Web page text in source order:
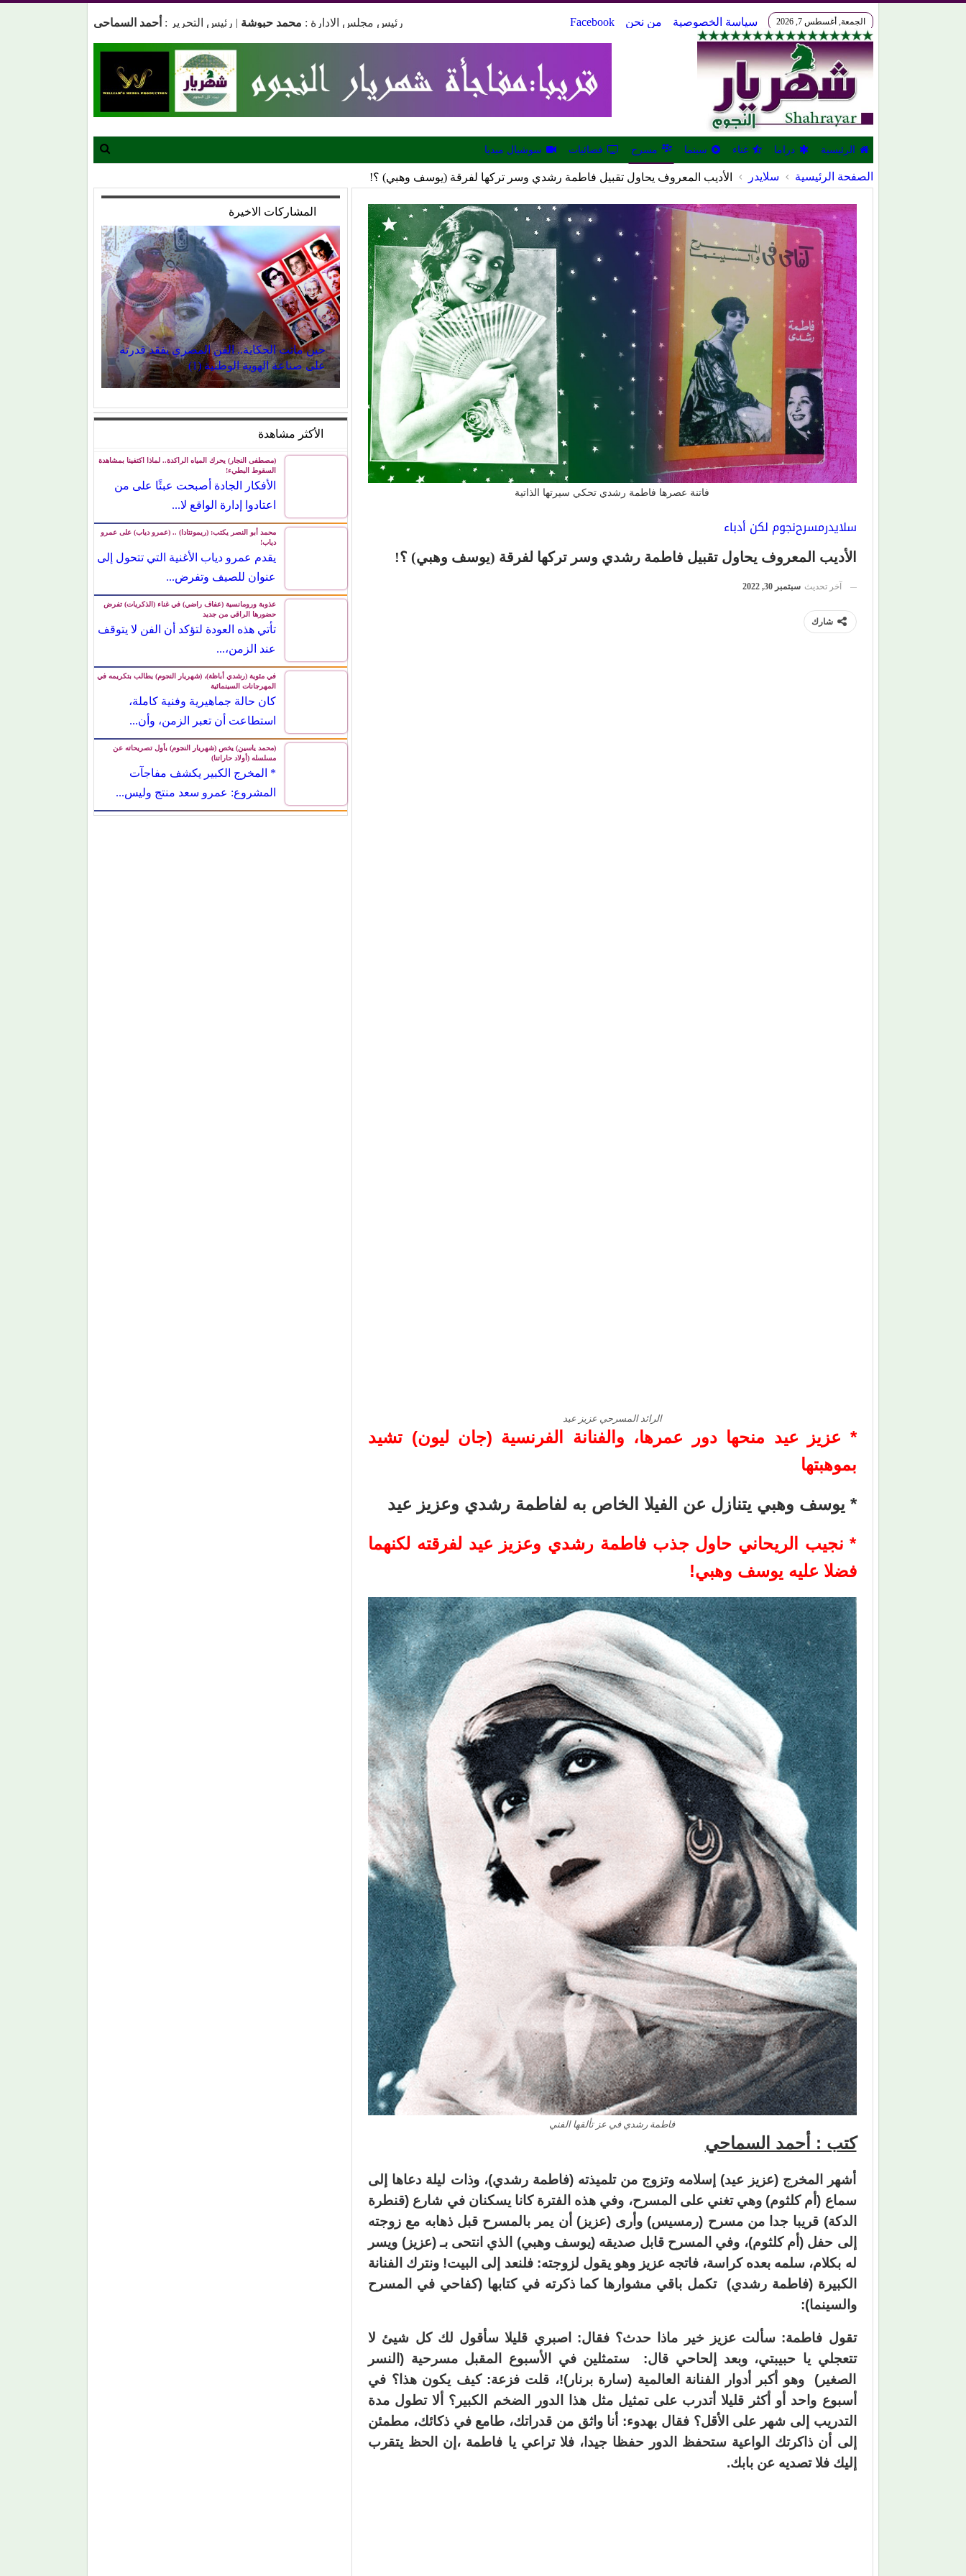
الجمعة, أغسطس 7, 2026 سياسة الخصوصية من نحن Facebook رئيس مجلس الادارة : محمد حبوشة | رئيس التحرير : أحمد السماحي
الرئيسية دراما غناء سينما مسرح فضائيات سوشيال ميديا
الصفحة الرئيسية سلايدر الأديب المعروف يحاول تقبيل فاطمة رشدي وسر تركها لفرقة (يوسف وهبي) ؟!
فاتنة عصرها فاطمة رشدي تحكي سيرتها الذاتية
سلايدر مسرح
نجوم لكن أدباء
الأديب المعروف يحاول تقبيل فاطمة رشدي وسر تركها لفرقة (يوسف وهبي) ؟!
آخر تحديث سبتمبر 30, 2022
شارك
الرائد المسرحي عزيز عيد
* عزيز عيد منحها دور عمرها، والفنانة الفرنسية (جان ليون) تشيد
بموهبتها
* يوسف وهبي يتنازل عن الفيلا الخاص به لفاطمة رشدي وعزيز عيد
* نجيب الريحاني حاول جذب فاطمة رشدي وعزيز عيد لفرقته لكنهما
فضلا عليه يوسف وهبي!
فاطمة رشدي في عز تألقها الفني
كتب : أحمد السماحي
أشهر المخرج (عزيز عيد) إسلامه وتزوج من تلميذته (فاطمة رشدي)، وذات ليلة دعاها إلى
سماع (أم كلثوم) وهي تغني على المسرح، وفي هذه الفترة كانا يسكنان في شارع (قنطرة
الدكة) قريبا جدا من مسرح (رمسيس) وأرى (عزيز) أن يمر بالمسرح قبل ذهابه مع زوجته
إلى حفل (أم كلثوم)، وفي المسرح قابل صديقه (يوسف وهبي) الذي انتحى بـ (عزيز) ويسر
له بكلام، سلمه بعده كراسة، فاتجه عزيز وهو يقول لزوجته: فلنعد إلى البيت! ونترك الفنانة
الكبيرة (فاطمة رشدي) تكمل باقي مشوارها كما ذكرته في كتابها (كفاحي في المسرح
والسينما):
تقول فاطمة: سألت عزيز خير ماذا حدث؟ فقال: اصبري قليلا سأقول لك كل شيئ لا
تتعجلي يا حبيبتي، وبعد إلحاحي قال: ستمثلين في الأسبوع المقبل مسرحية (النسر
الصغير) وهو أكبر أدوار الفنانة العالمية (سارة برنار)!، قلت فزعة: كيف يكون هذا؟ في
أسبوع واحد أو أكثر قليلا أتدرب على تمثيل مثل هذا الدور الضخم الكبير؟ ألا تطول مدة
التدريب إلى شهر على الأقل؟ فقال بهدوء: أنا واثق من قدراتك، طامع في ذكائك، مطمئن
إلى أن ذاكرتك الواعية ستحفظ الدور حفظا جيدا، فلا تراعي يا فاطمة ،إن الحظ يتقرب
إليك فلا تصديه عن بابك.
المشاركات الاخيرة
حين ماتت الحكاية.. الفن المصري يفقد قدرته على
صناعة الهوية الوطنية (1)
الأكثر مشاهدة
(مصطفى النجار) يحرك المياه الراكدة.. لماذا اكتفينا بمشاهدة
السقوط البطيء!
الأفكار الجادة أصبحت عبئًا على من اعتادوا
إدارة الواقع لا...
محمد أبو النصر يكتب: (ريمونتادا) .. (عمرو دياب) على عمرو
دياب!
يقدم عمرو دياب الأغنية التي تتحول إلى
عنوان للصيف وتفرض...
عذوبة ورومانسية (عفاف راضي) في غناء (الذكريات) تفرض
حضورها الراقي من جديد
تأتي هذه العودة لتؤكد أن الفن لا يتوقف عند
الزمن،...
في مئوية (رشدي أباظة)، (شهريار النجوم) يطالب بتكريمه في
المهرجانات السينمائية
كان حالة جماهيرية وفنية كاملة، استطاعت
أن تعبر الزمن، وأن...
(محمد ياسين) يخص (شهريار النجوم) بأول تصريحاته عن
مسلسله (أولاد حاراتنا)
* المخرج الكبير يكشف مفاجآت المشروع:
عمرو سعد منتج وليس...